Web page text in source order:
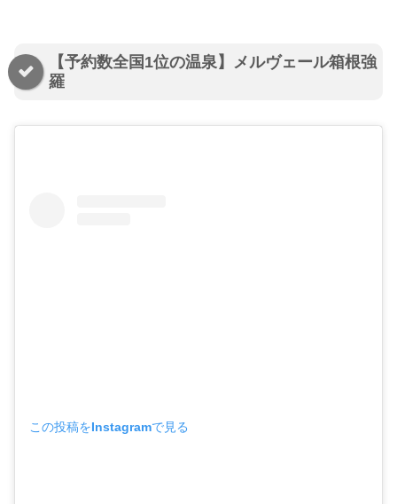
【予約数全国1位の温泉】メルヴェール箱根強
羅
この投稿をInstagramで見る